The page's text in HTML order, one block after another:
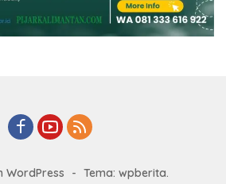
WordPress - Tema: wpberita.